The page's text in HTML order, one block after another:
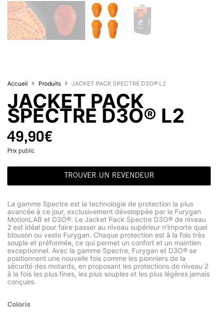
Accueil Produits JACKET PACK SPECTRE D3O® L2
JACKET PACK
SPECTRE D3O® L2
49,90€
Prix public
TROUVER UN REVENDEUR
La gamme Spectre est la technologie de protection la plus
avancée à ce jour, exclusivement développée par le Furygan
MotionLAB et D3O®. Le Jacket Pack Spectre D3O® de niveau
2 est idéal pour faire passer au niveau supérieur n’importe quel
blouson ou veste Furygan. Chaque protection est à la fois très
souple et préformée, ce qui permet un confort et un maintien
exceptionnel. Avec la gamme Spectre, Furygan et D3O® se
positionnent une nouvelle fois comme les pionniers de la
sécurité des motards, en proposant les protections de niveau 2
à la fois les plus fines, les plus souples et les plus légères jamais
conçues.
Coloris